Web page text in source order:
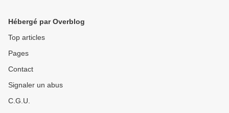
Hébergé par Overblog
Top articles
Pages
Contact
Signaler un abus
C.G.U.